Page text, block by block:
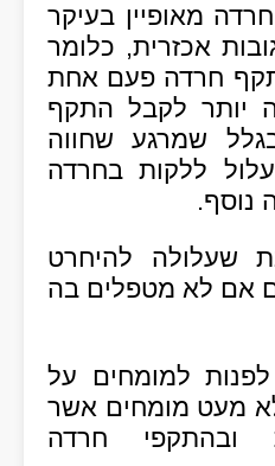
מאופיין בעיקר
אכזרית, כלומר
חרדה פעם אחת
יותר לקבל התקף
שמרגע שחווה
ללקות בחרדה
נוסף.
שעלולה להיחרט
אם לא מטפלים בה
למומחים על
מעט מומחים אשר
ובהתקפי חרדה